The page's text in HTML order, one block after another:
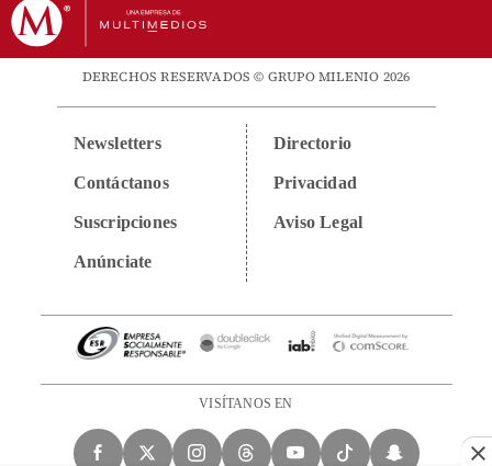
DERECHOS RESERVADOS © GRUPO MILENIO 2026
Newsletters
Contáctanos
Suscripciones
Anúnciate
Directorio
Privacidad
Aviso Legal
VISÍTANOS EN